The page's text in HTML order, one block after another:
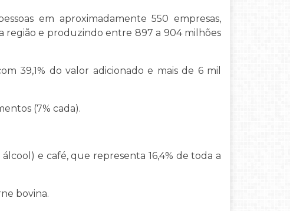
em aproximadamente 550 empresas,
região e produzindo entre 897 a 904 milhões
39,1% do valor adicionado e mais de 6 mil
(7% cada).
e café, que representa 16,4% de toda a
bovina.